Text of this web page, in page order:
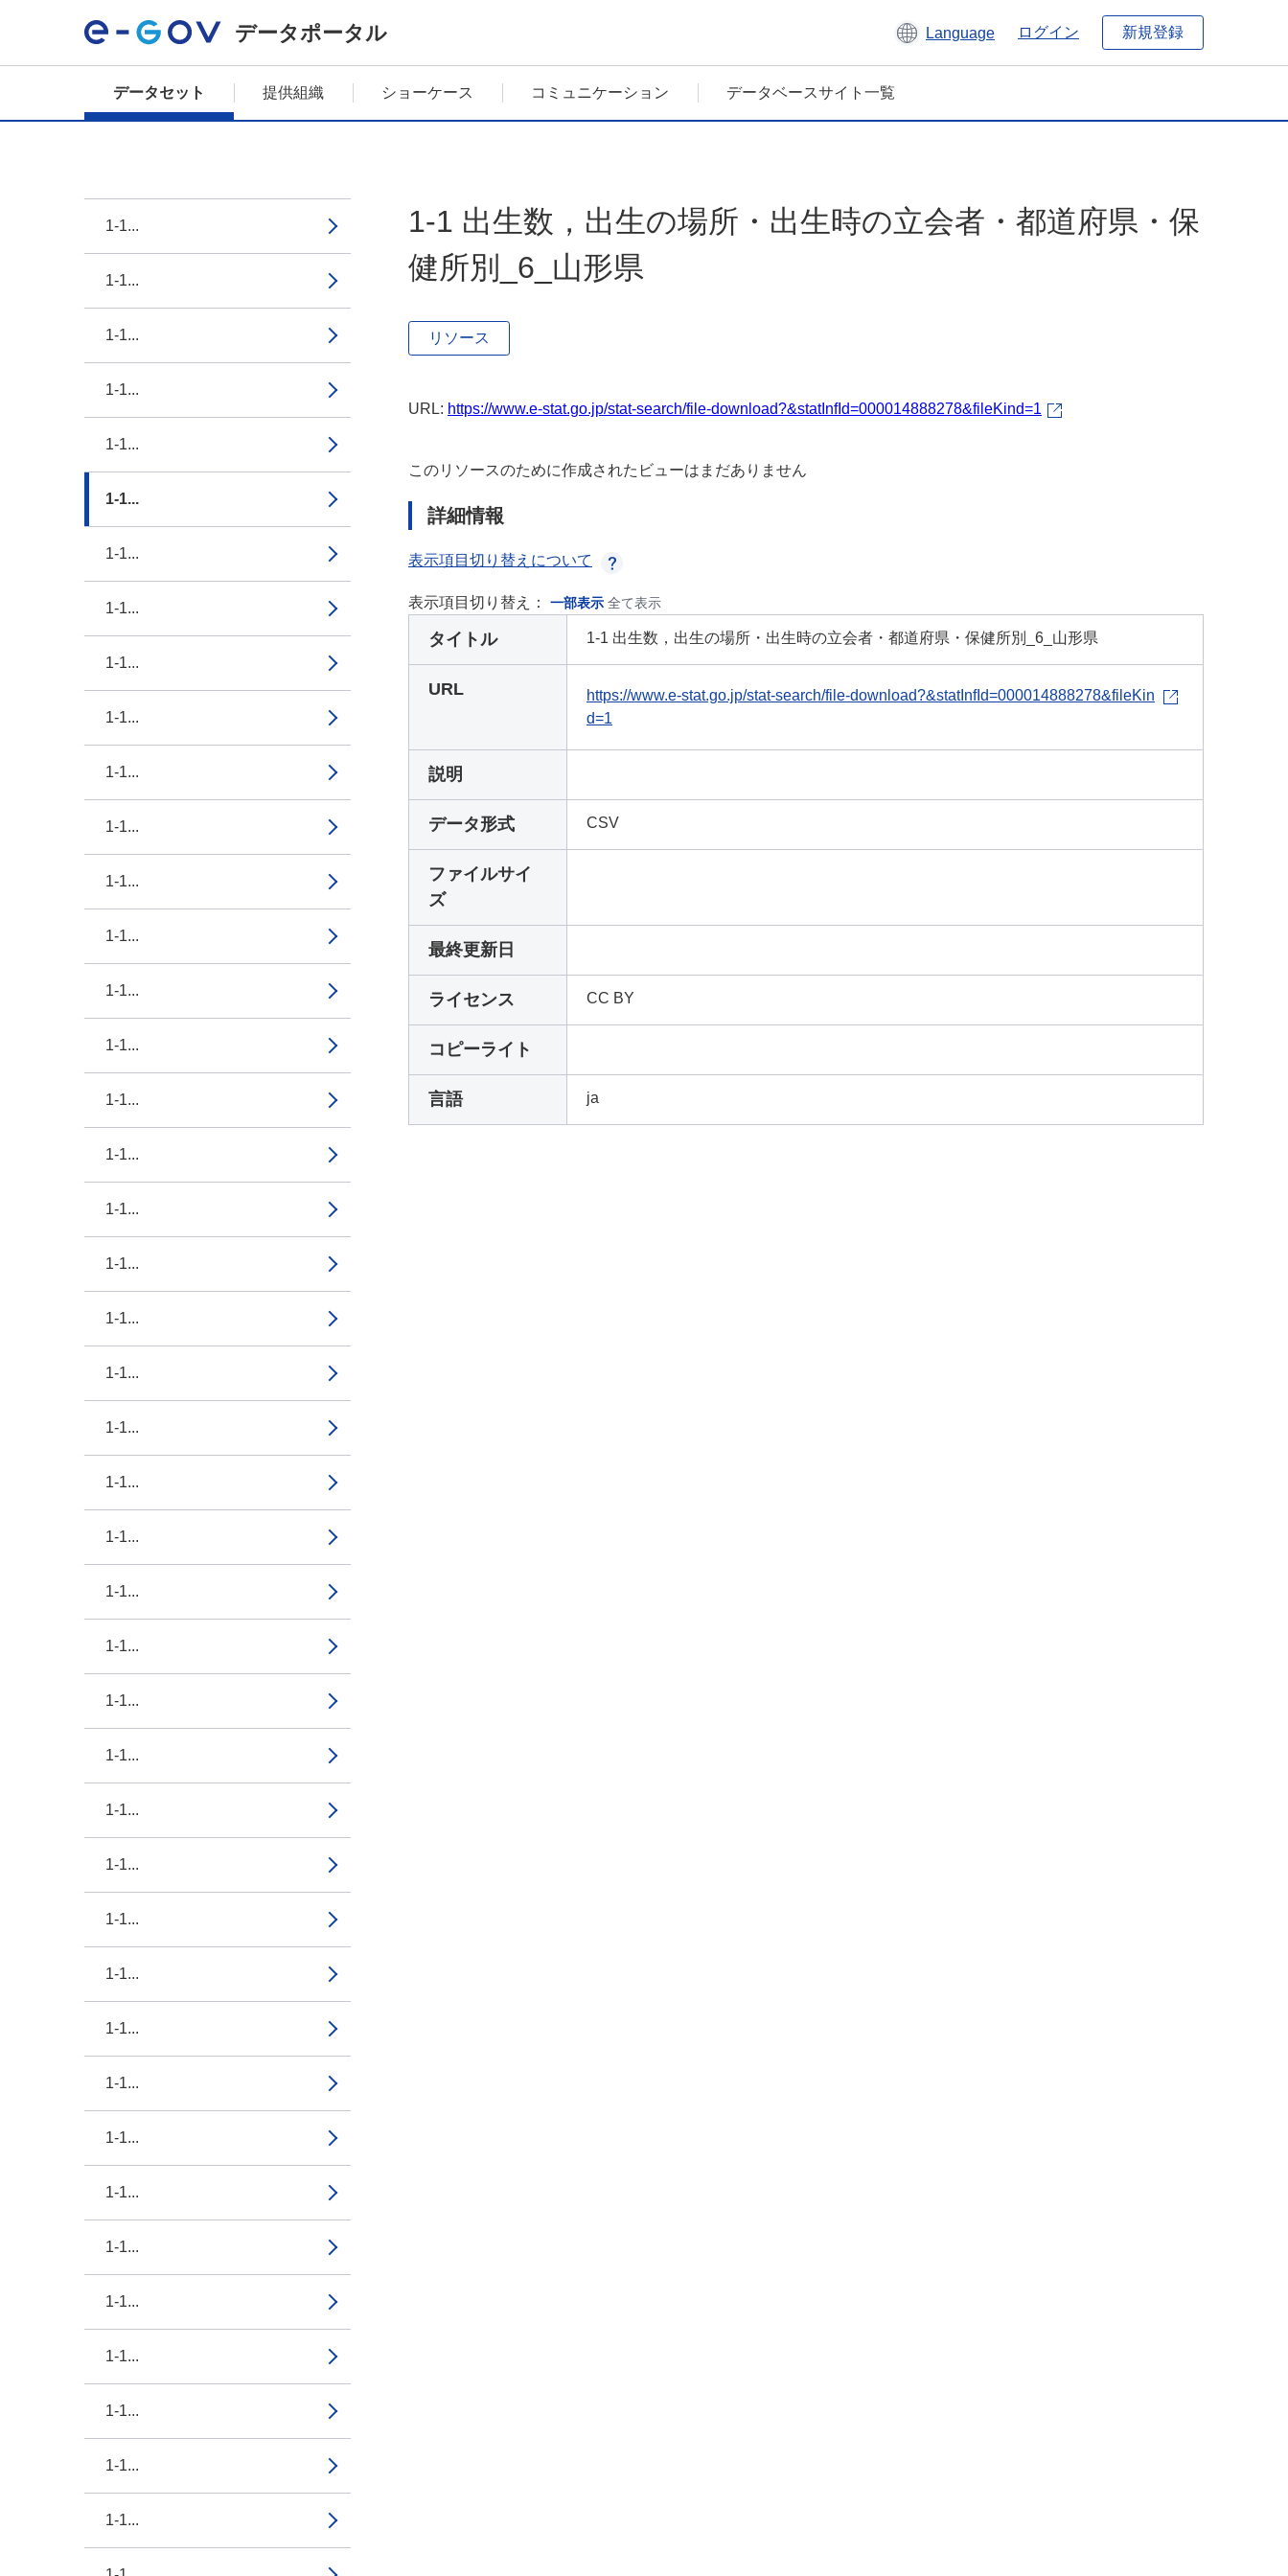
データポータル Language ログイン 新規登録
データセット 提供組織 ショーケース コミュニケーション データベースサイト一覧
1-1...
1-1...
1-1...
1-1...
1-1...
1-1...
1-1...
1-1...
1-1...
1-1...
1-1...
1-1...
1-1...
1-1...
1-1...
1-1...
1-1...
1-1...
1-1...
1-1...
1-1...
1-1...
1-1...
1-1...
1-1...
1-1...
1-1...
1-1...
1-1...
1-1...
1-1...
1-1...
1-1...
1-1...
1-1...
1-1...
1-1...
1-1...
1-1...
1-1...
1-1...
1-1...
1-1...
1-1 出生数，出生の場所・出生時の立会者・都道府県・保
健所別_6_山形県
リソース
URL: https://www.e-stat.go.jp/stat-search/file-download?&statInfId=000014888278&fileKind=1
このリソースのために作成されたビューはまだありません
詳細情報
表示項目切り替えについて
表示項目切り替え： 一部表示 全て表示
タイトル 1-1 出生数，出生の場所・出生時の立会者・都道府県・保健所別_6_山形県
URL
https://www.e-stat.go.jp/stat-search/file-download?&statInfId=000014888278&fileKin
d=1
説明
データ形式 CSV
ファイルサイ
ズ
最終更新日
ライセンス CC BY
コピーライト
言語 ja